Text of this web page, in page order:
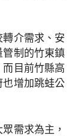
介需求、安
制的竹東鎮
目前竹縣高
也增加跳蛙公
需求為主，